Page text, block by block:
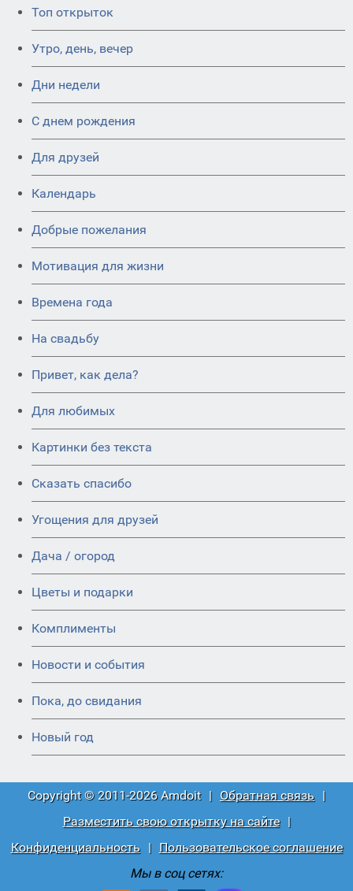
Топ открыток
Утро, день, вечер
Дни недели
C днем рождения
Для друзей
Календарь
Добрые пожелания
Мотивация для жизни
Времена года
На свадьбу
Привет, как дела?
Для любимых
Картинки без текста
Сказать спасибо
Угощения для друзей
Дача / огород
Цветы и подарки
Комплименты
Новости и события
Пока, до свидания
Новый год
Copyright © 2011-2026 Amdoit | Обратная связь |
Разместить свою открытку на сайте
|
Конфиденциальность
|
Пользовательское соглашение
Мы в соц сетях: